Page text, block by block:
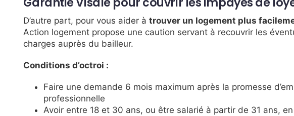
D’autre part, pour vous aider àtrouver un logement plus
Action logement propose une caution servant à recouvrir les
charges auprès du bailleur.
Conditions d’octroi :
Faire une demande 6 mois maximum après la promesse
professionnelle
Avoir entre 18 et 30 ans, ou être salarié à partir de 31 ans,